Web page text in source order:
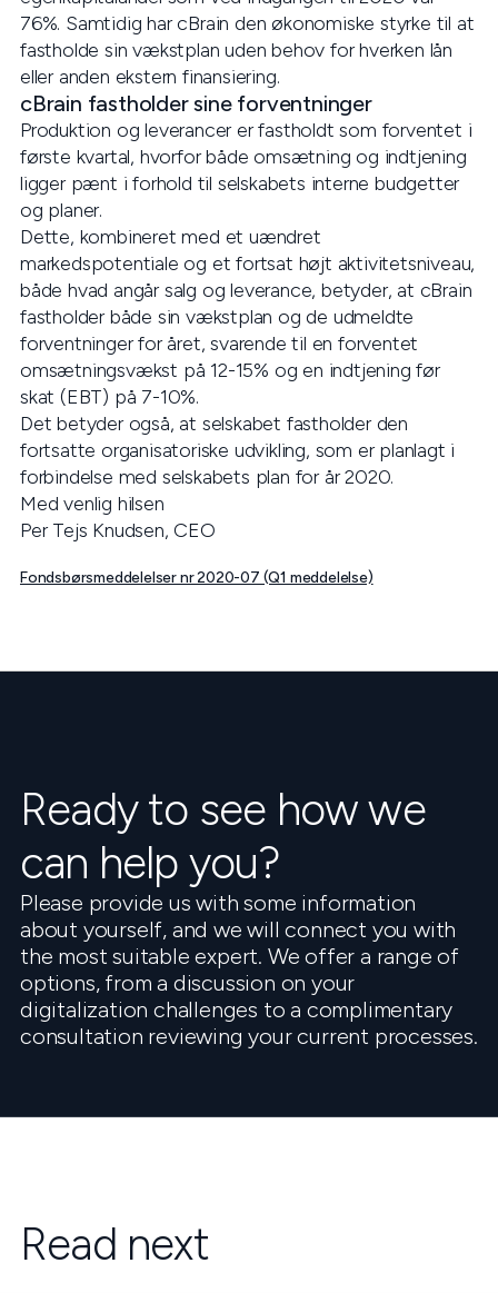
76%. Samtidig har cBrain den økonomiske styrke til at
fastholde sin vækstplan uden behov for hverken lån
eller anden ekstern finansiering.
cBrain fastholder sine forventninger
Produktion og leverancer er fastholdt som forventet i
første kvartal, hvorfor både omsætning og indtjening
ligger pænt i forhold til selskabets interne budgetter
og planer.
Dette, kombineret med et uændret
markedspotentiale og et fortsat højt aktivitetsniveau,
både hvad angår salg og leverance, betyder, at cBrain
fastholder både sin vækstplan og de udmeldte
forventninger for året, svarende til en forventet
omsætningsvækst på 12-15% og en indtjening før
skat (EBT) på 7-10%.
Det betyder også, at selskabet fastholder den
fortsatte organisatoriske udvikling, som er planlagt i
forbindelse med selskabets plan for år 2020.
Med venlig hilsen
Per Tejs Knudsen, CEO
Fondsbørsmeddelelser nr 2020-07 (Q1 meddelelse)
Ready to see how we
can help you?
Please provide us with some information
about yourself, and we will connect you with
the most suitable expert. We offer a range of
options, from a discussion on your
digitalization challenges to a complimentary
consultation reviewing your current processes.
Read next